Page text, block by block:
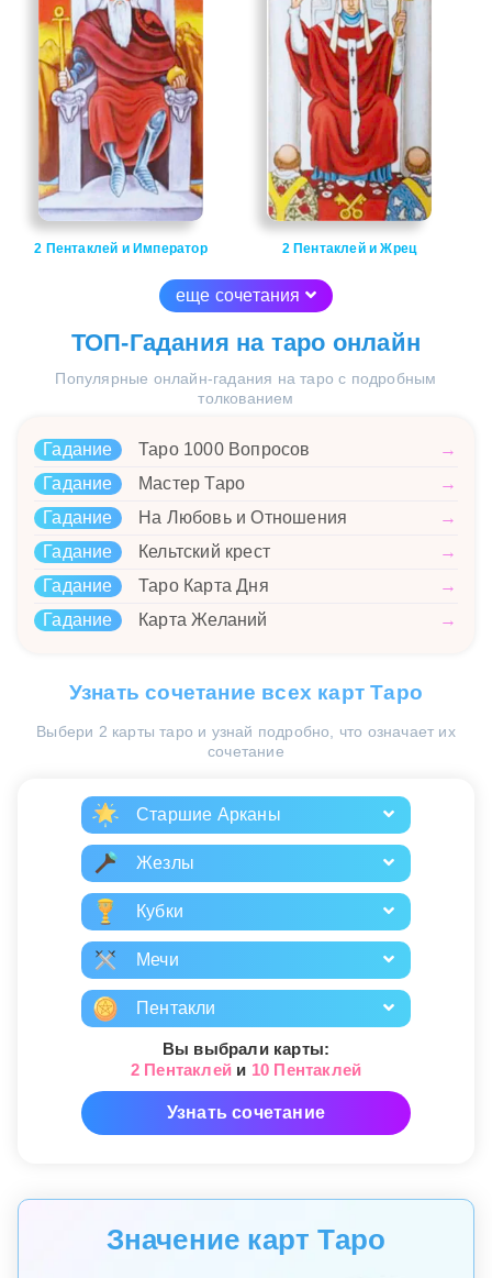
2 Пентаклей и Император 2 Пентаклей и Жрец
еще сочетания
ТОП-Гадания на таро онлайн
Популярные онлайн-гадания на таро с подробным
толкованием
Гадание Таро 1000 Вопросов
→
Гадание
Мастер Таро
→
Гадание
На Любовь и Отношения
→
Гадание
Кельтский крест
→
Гадание
Таро Карта Дня
→
Гадание
Карта Желаний →
Узнать сочетание всех карт Таро
Выбери 2 карты таро и узнай подробно, что означает их
сочетание
Старшие Арканы
Жезлы
Кубки
Мечи
Пентакли
Вы выбрали карты:
2 Пентаклей и 10 Пентаклей
Узнать сочетание
Значение карт Таро